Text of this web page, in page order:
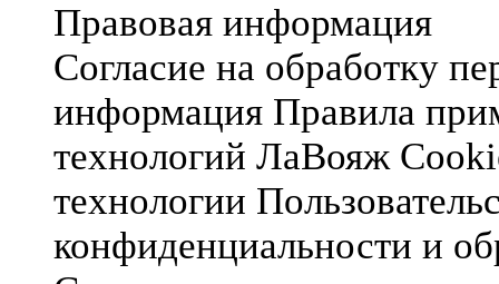
Правовая информация
Согласие на обработку
информация Правила
технологий ЛаВояж
технологии
конфиденциальности и